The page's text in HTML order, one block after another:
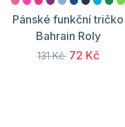
Pánské funkční tričko
Bahrain Roly
131 Kč 72 Kč